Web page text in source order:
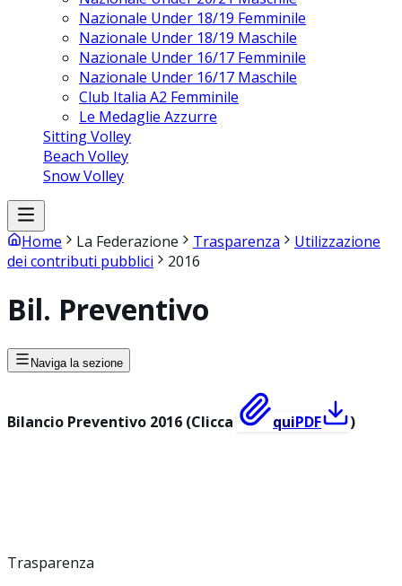
Nazionale Under 18/19 Femminile
Nazionale Under 18/19 Maschile
Nazionale Under 16/17 Femminile
Nazionale Under 16/17 Maschile
Club Italia A2 Femminile
Le Medaglie Azzurre
Sitting Volley
Beach Volley
Snow Volley
Home La Federazione Trasparenza
Utilizzazione
dei contributi pubblici
2016
Bil. Preventivo
Naviga la sezione
Bilancio Preventivo 2016 (Clicca quiPDF )
Trasparenza